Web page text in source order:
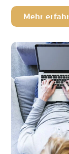
Mehr